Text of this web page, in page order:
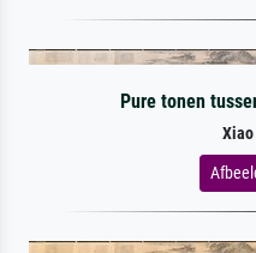
Pure tonen